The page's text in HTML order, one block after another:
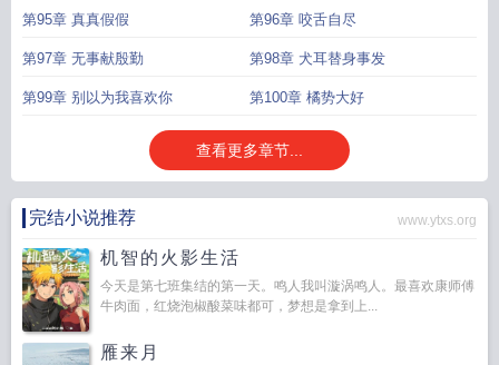
第95章 真真假假 第96章 咬舌自尽
第97章 无事献殷勤 第98章 犬耳替身事发
第99章 别以为我喜欢你 第100章 橘势大好
查看更多章节...
完结小说推荐 www.ytxs.org
机智的火影生活
今天是第七班集结的第一天。鸣人我叫漩涡鸣人。最喜欢康师傅
牛肉面，红烧泡椒酸菜味都可，梦想是拿到上...
雁来月